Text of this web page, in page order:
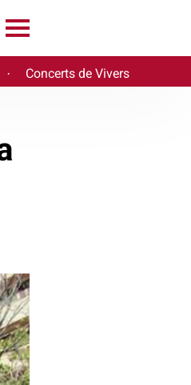
· Concerts de Vivers